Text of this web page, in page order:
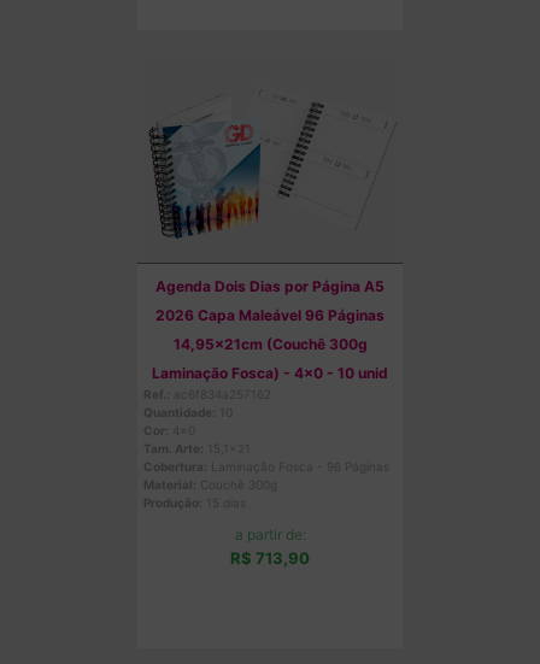
Agenda Dois Dias por Página A5
2026 Capa Maleável 96 Páginas
14,95x21cm (Couchê 300g
Laminação Fosca) - 4x0 - 10 unid
Ref.:
Quantidade:
Cor:
4x0
Tam. Arte: 15,1x21
Cobertura:
Material: Couchê 300g
Produção:
a partir de:
R$ 713,90